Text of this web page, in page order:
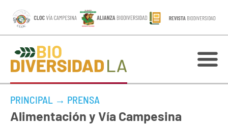
PRINCIPAL → PRENSA
Alimentación y Vía Campesina